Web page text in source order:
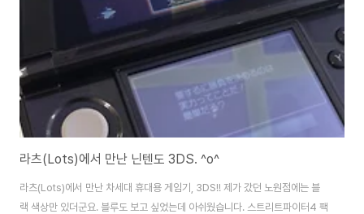
라츠(Lots)에서 만난 닌텐도 3DS. ^o^
라츠(Lots)에서 만난 차세대 휴대용 게임기, 3DS!! 제가 갔던 노원점에는 블
랙 색상만 있더군요. 블루도 보고 싶었는데 아쉬웠습니다. 스트리트파이터4 팩